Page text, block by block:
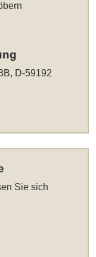
D-59192
Sie sich